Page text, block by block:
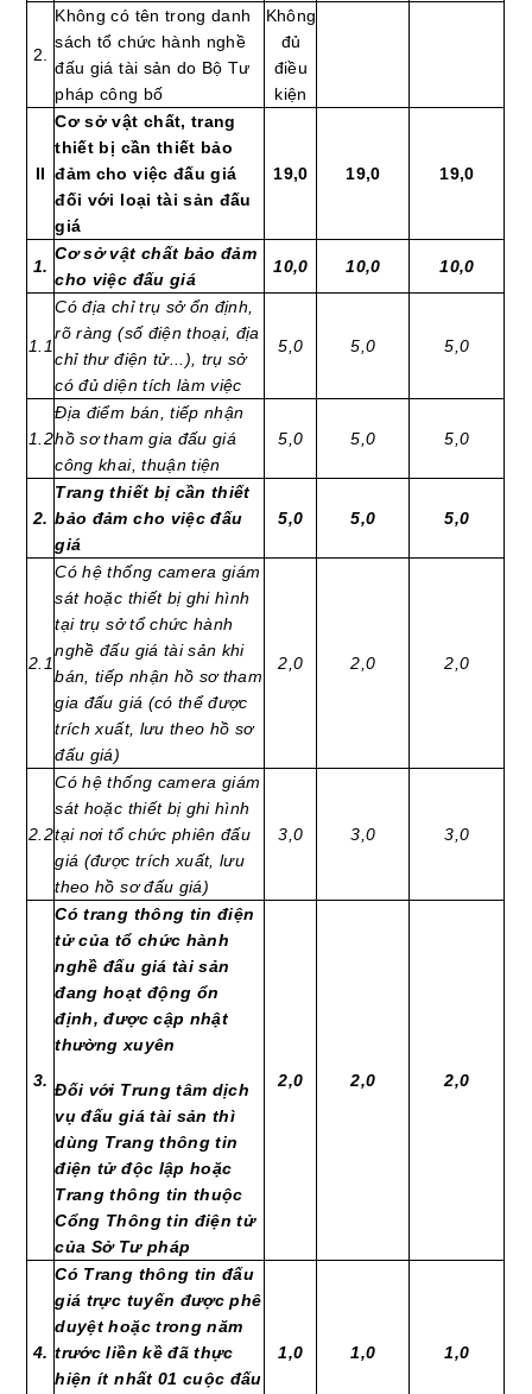
2.
Không có tên trong danh
sách tổ chức hành nghề
đấu giá tài sản do Bộ Tư
pháp công bố
Không
đủ
điều
kiện
II
Cơ sở vật chất, trang
thiết bị cần thiết bảo
đảm cho việc đấu giá
đối với loại tài sản đấu
giá
19,0 19,0 19,0
1.
Cơ sở vật chất bảo đảm
cho việc đấu giá
10,0 10,0 10,0
1.1
Có địa chỉ trụ sở ổn định,
rõ ràng (số điện thoại, địa
chỉ thư điện tử...), trụ sở
có đủ diện tích làm việc
5,0 5,0 5,0
1.2
Địa điểm bán, tiếp nhận
hồ sơ tham gia đấu giá
công khai, thuận tiện
5,0 5,0 5,0
2.
Trang thiết bị cần thiết
bảo đảm cho việc đấu
giá
5,0 5,0 5,0
2.1
Có hệ thống camera giám
sát hoặc thiết bị ghi hình
tại trụ sở tổ chức hành
nghề đấu giá tài sản khi
bán, tiếp nhận hồ sơ tham
gia đấu giá (có thể được
trích xuất, lưu theo hồ sơ
đấu giá)
2,0 2,0 2,0
2.2
Có hệ thống camera giám
sát hoặc thiết bị ghi hình
tại nơi tổ chức phiên đấu
giá (được trích xuất, lưu
theo hồ sơ đấu giá)
3,0 3,0 3,0
3.
Có trang thông tin điện
tử của tổ chức hành
nghề đấu giá tài sản
đang hoạt động ổn
định, được cập nhật
thường xuyên
Đối với Trung tâm dịch
vụ đấu giá tài sản thì
dùng Trang thông tin
điện tử độc lập hoặc
Trang thông tin thuộc
Cổng Thông tin điện tử
của Sở Tư pháp
2,0 2,0 2,0
4.
Có Trang thông tin đấu
giá trực tuyến được phê
duyệt hoặc trong năm
trước liền kề đã thực
hiện ít nhất 01 cuộc đấu
1,0 1,0 1,0